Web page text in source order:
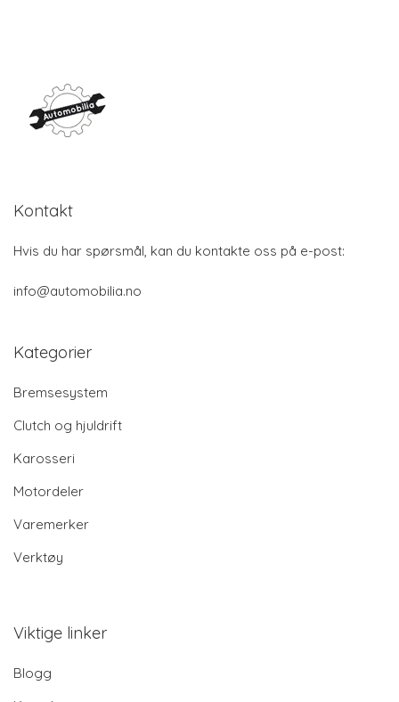
Kontakt
Hvis du har spørsmål, kan du kontakte oss på e-post:
info@automobilia.no
Kategorier
Bremsesystem
Clutch og hjuldrift
Karosseri
Motordeler
Varemerker
Verktøy
Viktige linker
Blogg